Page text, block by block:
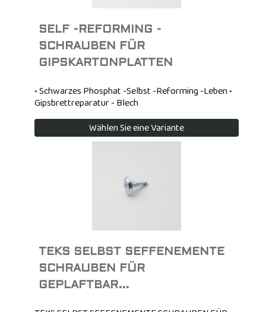
SELF -REFORMING -
SCHRAUBEN FÜR
GIPSKARTONPLATTEN
• Schwarzes Phosphat -Selbst -Reforming -Leben •
Gipsbrettreparatur - Blech
Wählen Sie eine Variante
TEKS SELBST SEFFENEMENTE
SCHRAUBEN FÜR
GEPLAFTBAR...